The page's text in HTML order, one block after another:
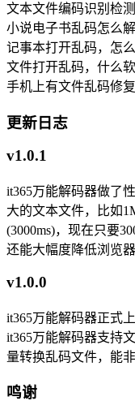
文本文件编码识别检
小说电子书乱码怎么
记事本打开乱码，怎
文件打开乱码，什么
手机上有文件乱码修
更新日志
v1.0.1
it365万能解码器做了
大的文本文件，比如
(3000ms)，现在只要
还能大幅度降低浏览
v1.0.0
it365万能解码器正式
it365万能解码器支持
量转换乱码文件，能
鸣谢